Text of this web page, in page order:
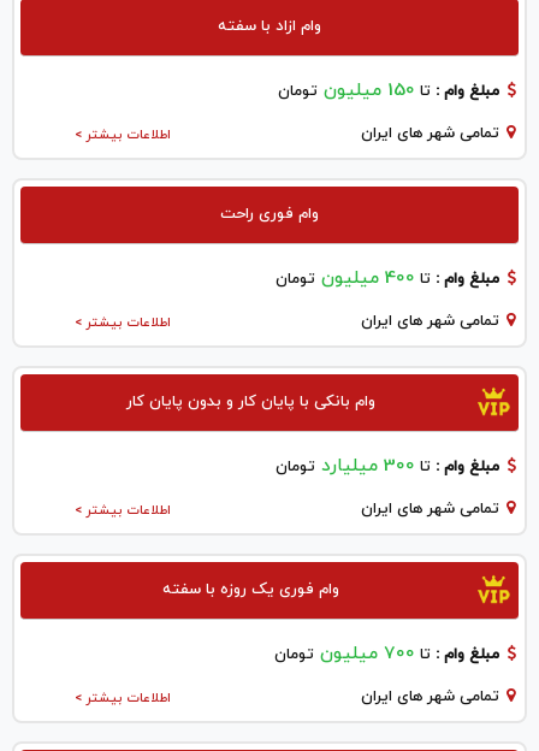
وام ازاد با سفته
مبلغ وام : تا 150 میلیون تومان
اطلاعات بیشتر > تمامی شهر های ایران
وام فوری راحت
مبلغ وام : تا 400 میلیون تومان
اطلاعات بیشتر > تمامی شهر های ایران
وام بانکی با پایان کار و بدون پایان کار
مبلغ وام : تا 300 میلیارد تومان
اطلاعات بیشتر > تمامی شهر های ایران
وام فوری یک روزه با سفته
مبلغ وام : تا 700 میلیون تومان
اطلاعات بیشتر > تمامی شهر های ایران